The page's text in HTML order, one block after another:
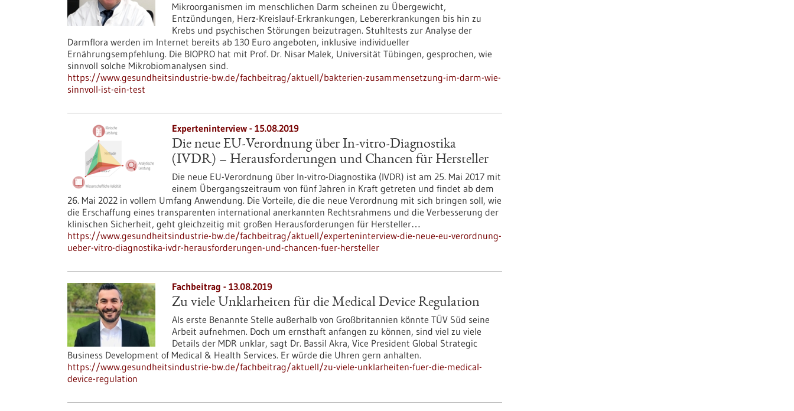
Mikroorganismen im menschlichen Darm scheinen zu Übergewicht,
Entzündungen, Herz-Kreislauf-Erkrankungen, Lebererkrankungen bis hin zu
Krebs und psychischen Störungen beizutragen. Stuhltests zur Analyse der
Darmflora werden im Internet bereits ab 130 Euro angeboten, inklusive individueller
Ernährungsempfehlung. Die BIOPRO hat mit Prof. Dr. Nisar Malek, Universität Tübingen, gesprochen, wie
sinnvoll solche Mikrobiomanalysen sind.
https://www.gesundheitsindustrie-bw.de/fachbeitrag/aktuell/bakterien-zusammensetzung-im-darm-wie-
sinnvoll-ist-ein-test
Experteninterview - 15.08.2019
Die neue EU-Verordnung über In-vitro-Diagnostika
(IVDR) – Herausforderungen und Chancen für Hersteller
Die neue EU-Verordnung über In-vitro-Diagnostika (IVDR) ist am 25. Mai 2017 mit
einem Übergangszeitraum von fünf Jahren in Kraft getreten und findet ab dem
26. Mai 2022 in vollem Umfang Anwendung. Die Vorteile, die die neue Verordnung mit sich bringen soll, wie
die Erschaffung eines transparenten international anerkannten Rechtsrahmens und die Verbesserung der
klinischen Sicherheit, geht gleichzeitig mit großen Herausforderungen für Hersteller…
https://www.gesundheitsindustrie-bw.de/fachbeitrag/aktuell/experteninterview-die-neue-eu-verordnung-
ueber-vitro-diagnostika-ivdr-herausforderungen-und-chancen-fuer-hersteller
Fachbeitrag - 13.08.2019
Zu viele Unklarheiten für die Medical Device Regulation
Als erste Benannte Stelle außerhalb von Großbritannien könnte TÜV Süd seine
Arbeit aufnehmen. Doch um ernsthaft anfangen zu können, sind viel zu viele
Details der MDR unklar, sagt Dr. Bassil Akra, Vice President Global Strategic
Business Development of Medical & Health Services. Er würde die Uhren gern anhalten.
https://www.gesundheitsindustrie-bw.de/fachbeitrag/aktuell/zu-viele-unklarheiten-fuer-die-medical-
device-regulation